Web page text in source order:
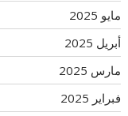
مايو 2025
أبريل 2025
مارس 2025
فبراير 2025